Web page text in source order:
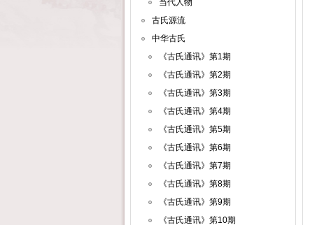
当代人物
古氏源流
中华古氏
《古氏通讯》第1期
《古氏通讯》第2期
《古氏通讯》第3期
《古氏通讯》第4期
《古氏通讯》第5期
《古氏通讯》第6期
《古氏通讯》第7期
《古氏通讯》第8期
《古氏通讯》第9期
《古氏通讯》第10期